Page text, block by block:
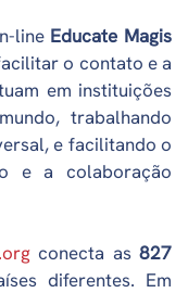
line Educate Magis
o contato e a
em instituições
trabalhando
e facilitando o
e a colaboração
conecta as827
diferentes. Em